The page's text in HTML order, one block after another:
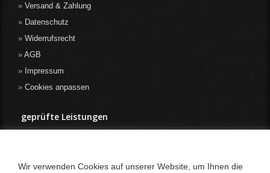
Versand & Zahlung
Datenschutz
Widerrufsrecht
AGB
Impressum
Cookies anpassen
geprüfte Leistungen
Wir verwenden Cookies auf unserer Website, um Ihnen die